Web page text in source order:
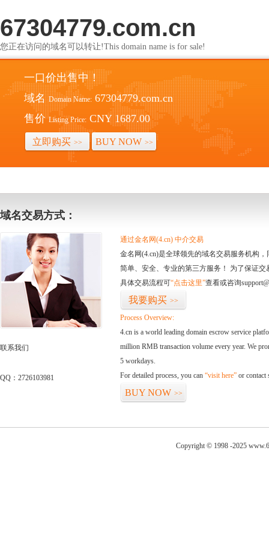
67304779.com.cn
您正在访问的域名可以转让!This domain name is for sale!
一口价出售中！
域名 Domain Name: 67304779.com.cn
售价 Listing Price: CNY 1687.00
立即购买 >> BUY NOW >>
域名交易方式：
联系我们
QQ：2726103981
通过金名网(4.cn) 中介交易
金名网(4.cn)是全球领先的域名交易服务机构
简单、安全、专业的第三方服务！ 为了保证
具体交易流程可“点击这里”查看或咨询
我要购买 >>
Process Overview:
4.cn is a world leading domain escrow service
million RMB transaction volume every year. We
5 workdays.
For detailed process, you can “visit here” or contact
BUY NOW >>
Copyright © 1998 -2025